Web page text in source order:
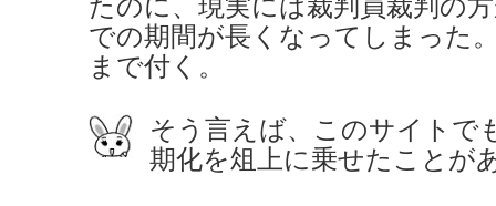
たのに、現実には裁判員裁判の
での期間が長くなってしまった
まで付く。
そう言えば、このサイトで
期化を俎上に乗せたことが